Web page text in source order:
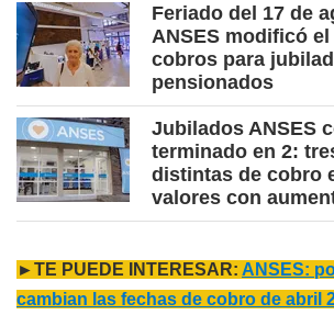
Feriado del 17 de
ANSES modificó
cobros para
pensionados
Jubilados ANSES
terminado en 2:
distintas de cobro
valores con
►TE PUEDE INTERESAR: ANSES:
cambian las fechas de cobro de abril